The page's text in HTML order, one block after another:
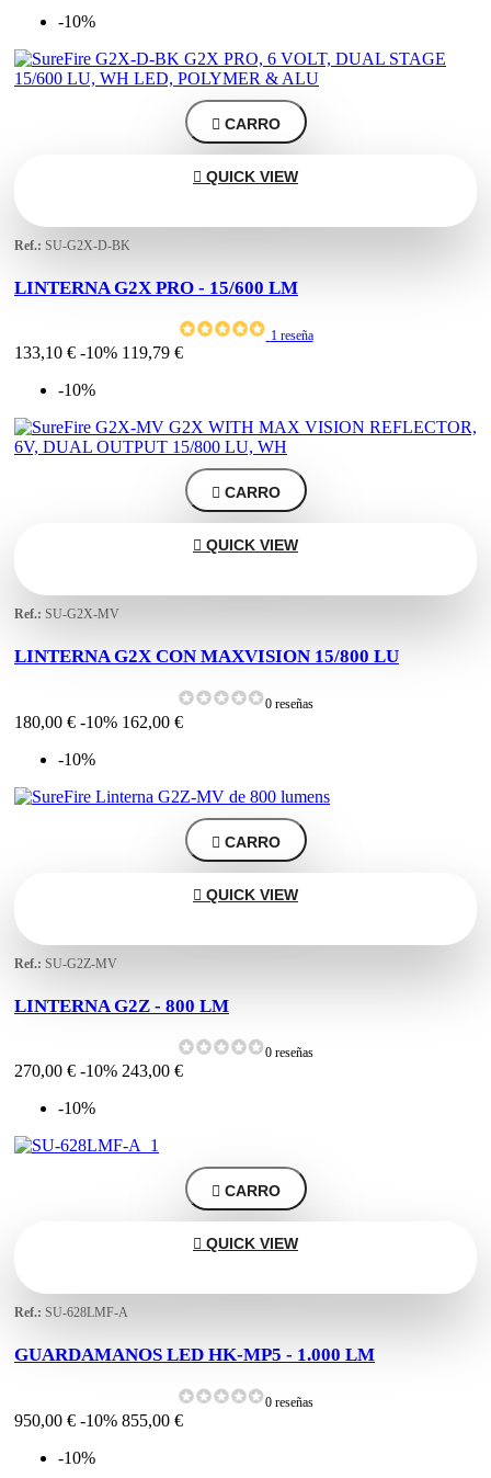
-10%
 CARRO
 QUICK VIEW
Ref.: SU-G2X-D-BK
LINTERNA G2X PRO - 15/600 LM
1 reseña
133,10 € -10% 119,79 €
-10%
 CARRO
 QUICK VIEW
Ref.: SU-G2X-MV
LINTERNA G2X CON MAXVISION 15/800 LU
0 reseñas
180,00 € -10% 162,00 €
-10%
 CARRO
 QUICK VIEW
Ref.: SU-G2Z-MV
LINTERNA G2Z - 800 LM
0 reseñas
270,00 € -10% 243,00 €
-10%
 CARRO
 QUICK VIEW
Ref.: SU-628LMF-A
GUARDAMANOS LED HK-MP5 - 1.000 LM
0 reseñas
950,00 € -10% 855,00 €
-10%